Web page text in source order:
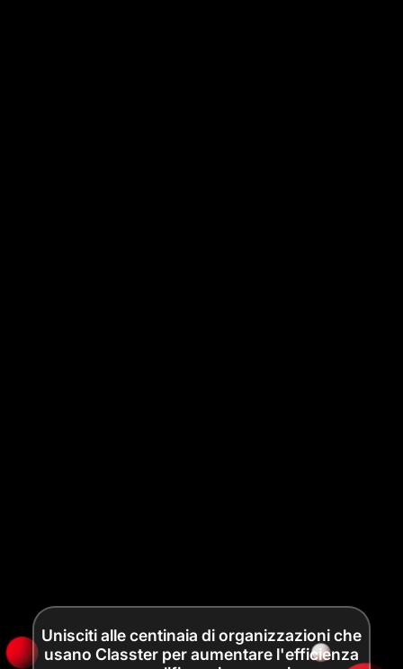
Unisciti alle centinaia di organizzazioni che
usano Classter per aumentare l'efficienza